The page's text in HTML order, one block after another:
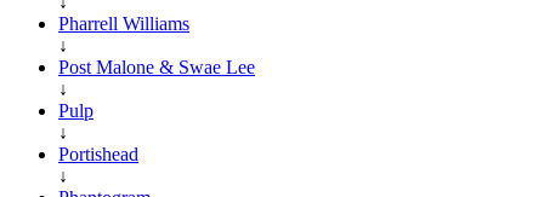
Pharrell Williams
↓
Post Malone & Swae Lee
↓
Pulp
↓
Portishead
↓